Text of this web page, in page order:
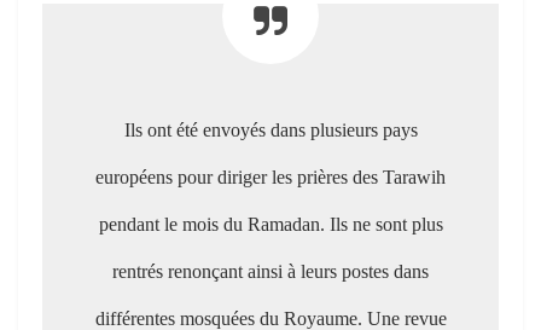
Ils ont été envoyés dans plusieurs pays
européens pour diriger les prières des Tarawih
pendant le mois du Ramadan. Ils ne sont plus
rentrés renonçant ainsi à leurs postes dans
différentes mosquées du Royaume. Une revue